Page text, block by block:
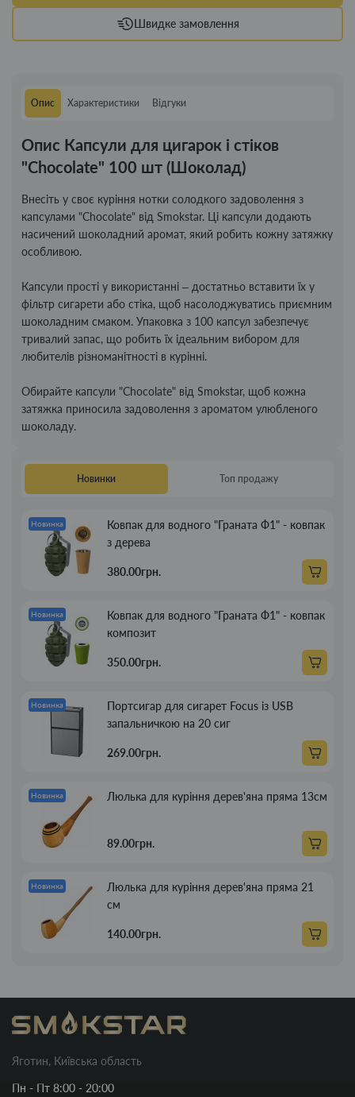
Швидке замовлення
Опис Характеристики Відгуки
Опис Капсули для цигарок і стіков
"Chocolate" 100 шт (Шоколад)
Внесіть у своє куріння нотки солодкого задоволення з
капсулами "Chocolate" від Smokstar. Ці капсули додають
насичений шоколадний аромат, який робить кожну затяжку
особливою.
Капсули прості у використанні – достатньо вставити їх у
фільтр сигарети або стіка, щоб насолоджуватись приємним
шоколадним смаком. Упаковка з 100 капсул забезпечує
тривалий запас, що робить їх ідеальним вибором для
любителів різноманітності в курінні.
Обирайте капсули "Chocolate" від Smokstar, щоб кожна
затяжка приносила задоволення з ароматом улюбленого
шоколаду.
Новинки Топ продажу
Новинка
Ковпак для водного "Граната Ф1" - ковпак
з дерева
380.00грн.
Новинка
Ковпак для водного "Граната Ф1" - ковпак
композит
350.00грн.
Новинка
Портсигар для сигарет Focus із USB
запальничкою на 20 сиг
269.00грн.
Новинка Люлька для куріння дерев'яна пряма 13см
89.00грн.
Новинка
Люлька для куріння дерев'яна пряма 21
см
140.00грн.
Яготин, Київська область
Пн - Пт 8:00 - 20:00